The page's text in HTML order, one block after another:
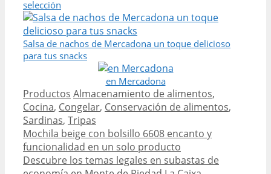
selección
Salsa de nachos de Mercadona un toque delicioso
para tus snacks
en Mercadona
Categories
Productos Tags
Almacenamiento de alimentos,
Cocina, Congelar, Conservación de alimentos,
Sardinas, Tripas
Post
navigation
Mochila beige con bolsillo 6608 encanto y
funcionalidad en un solo producto
Descubre los temas legales en subastas de